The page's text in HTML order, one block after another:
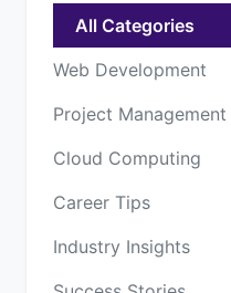
All Categories
Web Development
Project Management
Cloud Computing
Career Tips
Industry Insights